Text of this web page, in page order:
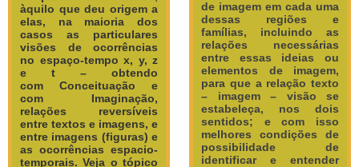
àquilo que deu origem a
elas, na maioria dos
casos as particulares
visões de ocorrências
no espaço-tempo x, y, z
e t – obtendo
com Conceituação e
com Imaginação,
relações reversíveis
entre textos e imagens, e
entre imagens (figuras) e
as ocorrências espacio-
temporais. Veja o tópico
de imagem em cada uma
dessas regiões e
famílias, incluindo as
relações necessárias
entre essas ideias ou
elementos de imagem,
para que a relação texto
– imagem – visão se
estabeleça, nos dois
sentidos; e com isso
melhores condições de
possibilidade de
identificar e entender